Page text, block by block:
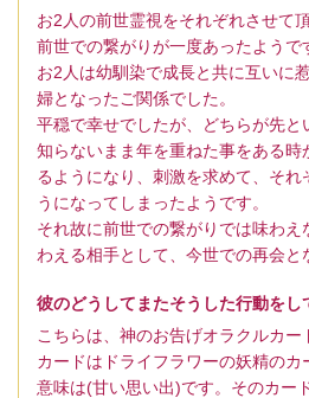
お2人の前世霊視をそれぞれさせて
前世での繋がりが一度あったようで
お2人は幼馴染で成長と共に互いに
婦となったご関係でした。
平穏で幸せでしたが、どちらが先と
知らないまま年を重ねた事をある時
るようになり、刺激を求めて、それ
うになってしまったようです。
それ故に前世での繋がりでは味わ
わえる相手として、今世での再会と
彼のどうしてまたそうした行動をし
こちらは、神のお告げオラクルカ
カードはドライフラワーの妖精のカ
意味は(甘い思い出)です。そのカー